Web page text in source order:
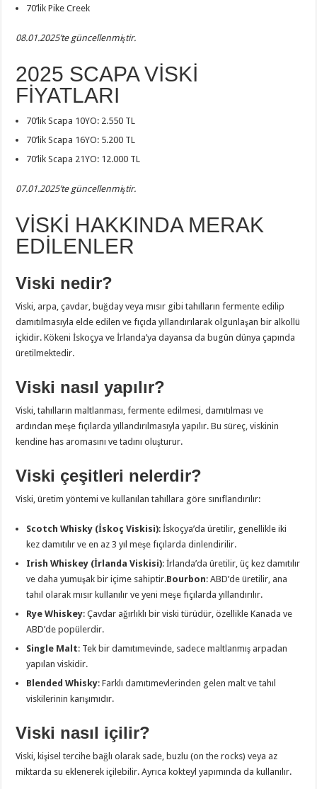
70’lik Pike Creek
08.01.2025’te güncellenmiştir.
2025 SCAPA VİSKİ
FİYATLARI
70’lik Scapa 10YO: 2.550 TL
70’lik Scapa 16YO: 5.200 TL
70’lik Scapa 21YO: 12.000 TL
07.01.2025’te güncellenmiştir.
VİSKİ HAKKINDA MERAK
EDİLENLER
Viski nedir?
Viski, arpa, çavdar, buğday veya mısır gibi tahılların fermente edilip
damıtılmasıyla elde edilen ve fıçıda yıllandırılarak olgunlaşan bir alkollü
içkidir. Kökeni İskoçya ve İrlanda’ya dayansa da bugün dünya çapında
üretilmektedir.
Viski nasıl yapılır?
Viski, tahılların maltlanması, fermente edilmesi, damıtılması ve
ardından meşe fıçılarda yıllandırılmasıyla yapılır. Bu süreç, viskinin
kendine has aromasını ve tadını oluşturur.
Viski çeşitleri nelerdir?
Viski, üretim yöntemi ve kullanılan tahıllara göre sınıflandırılır:
Scotch Whisky (İskoç Viskisi): İskoçya’da üretilir, genellikle iki
kez damıtılır ve en az 3 yıl meşe fıçılarda dinlendirilir.
Irish Whiskey (İrlanda Viskisi): İrlanda’da üretilir, üç kez damıtılır
ve daha yumuşak bir içime sahiptir.Bourbon: ABD’de üretilir, ana
tahıl olarak mısır kullanılır ve yeni meşe fıçılarda yıllandırılır.
Rye Whiskey: Çavdar ağırlıklı bir viski türüdür, özellikle Kanada ve
ABD’de popülerdir.
Single Malt: Tek bir damıtımevinde, sadece maltlanmış arpadan
yapılan viskidir.
Blended Whisky: Farklı damıtımevlerinden gelen malt ve tahıl
viskilerinin karışımıdır.
Viski nasıl içilir?
Viski, kişisel tercihe bağlı olarak sade, buzlu (on the rocks) veya az
miktarda su eklenerek içilebilir. Ayrıca kokteyl yapımında da kullanılır.